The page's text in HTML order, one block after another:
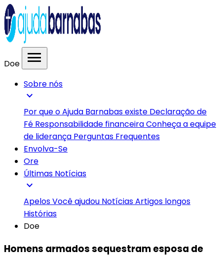
Doe menu
Sobre nós
expand_more
Por que o Ajuda Barnabas existe Declaração de
Fé Responsabilidade financeiraConheça a equipe
de liderança Perguntas Frequentes
Envolva-Se
Ore
Últimas Notícias
expand_more
ApelosVocê ajudou NotíciasArtigos longos
Histórias
Doe
Homens armados sequestram esposa de